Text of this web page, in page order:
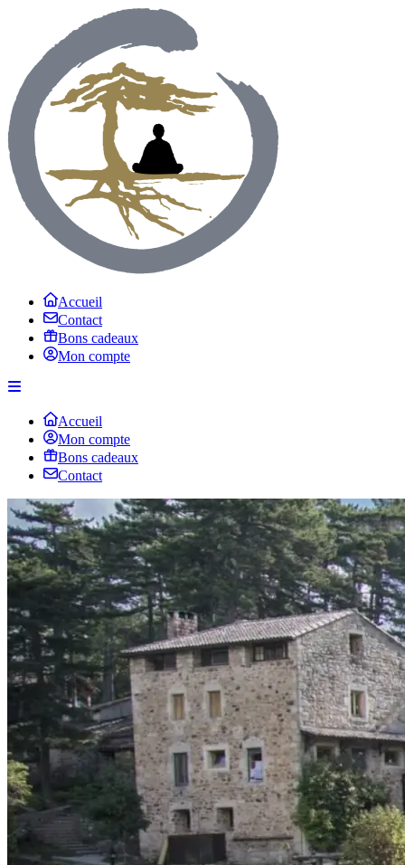
Accueil
Contact
Bons cadeaux
Mon compte
Accueil
Mon compte
Bons cadeaux
Contact